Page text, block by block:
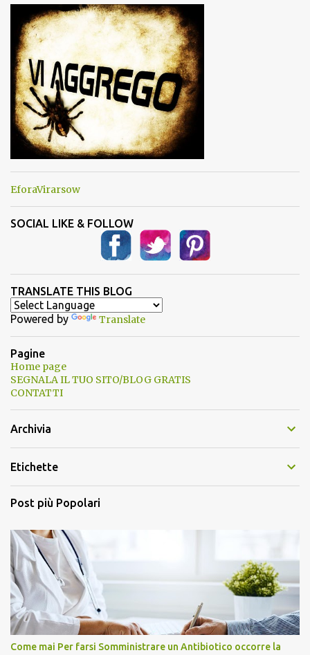
n
t
i
EforaVirarsow
SOCIAL LIKE & FOLLOW
TRANSLATE THIS BLOG
Powered by Translate
Pagine
Home page
SEGNALA IL TUO SITO/BLOG GRATIS
CONTATTI
Archivia
Etichette
Post più Popolari
Come mai Per farsi Somministrare un Antibiotico occorre la